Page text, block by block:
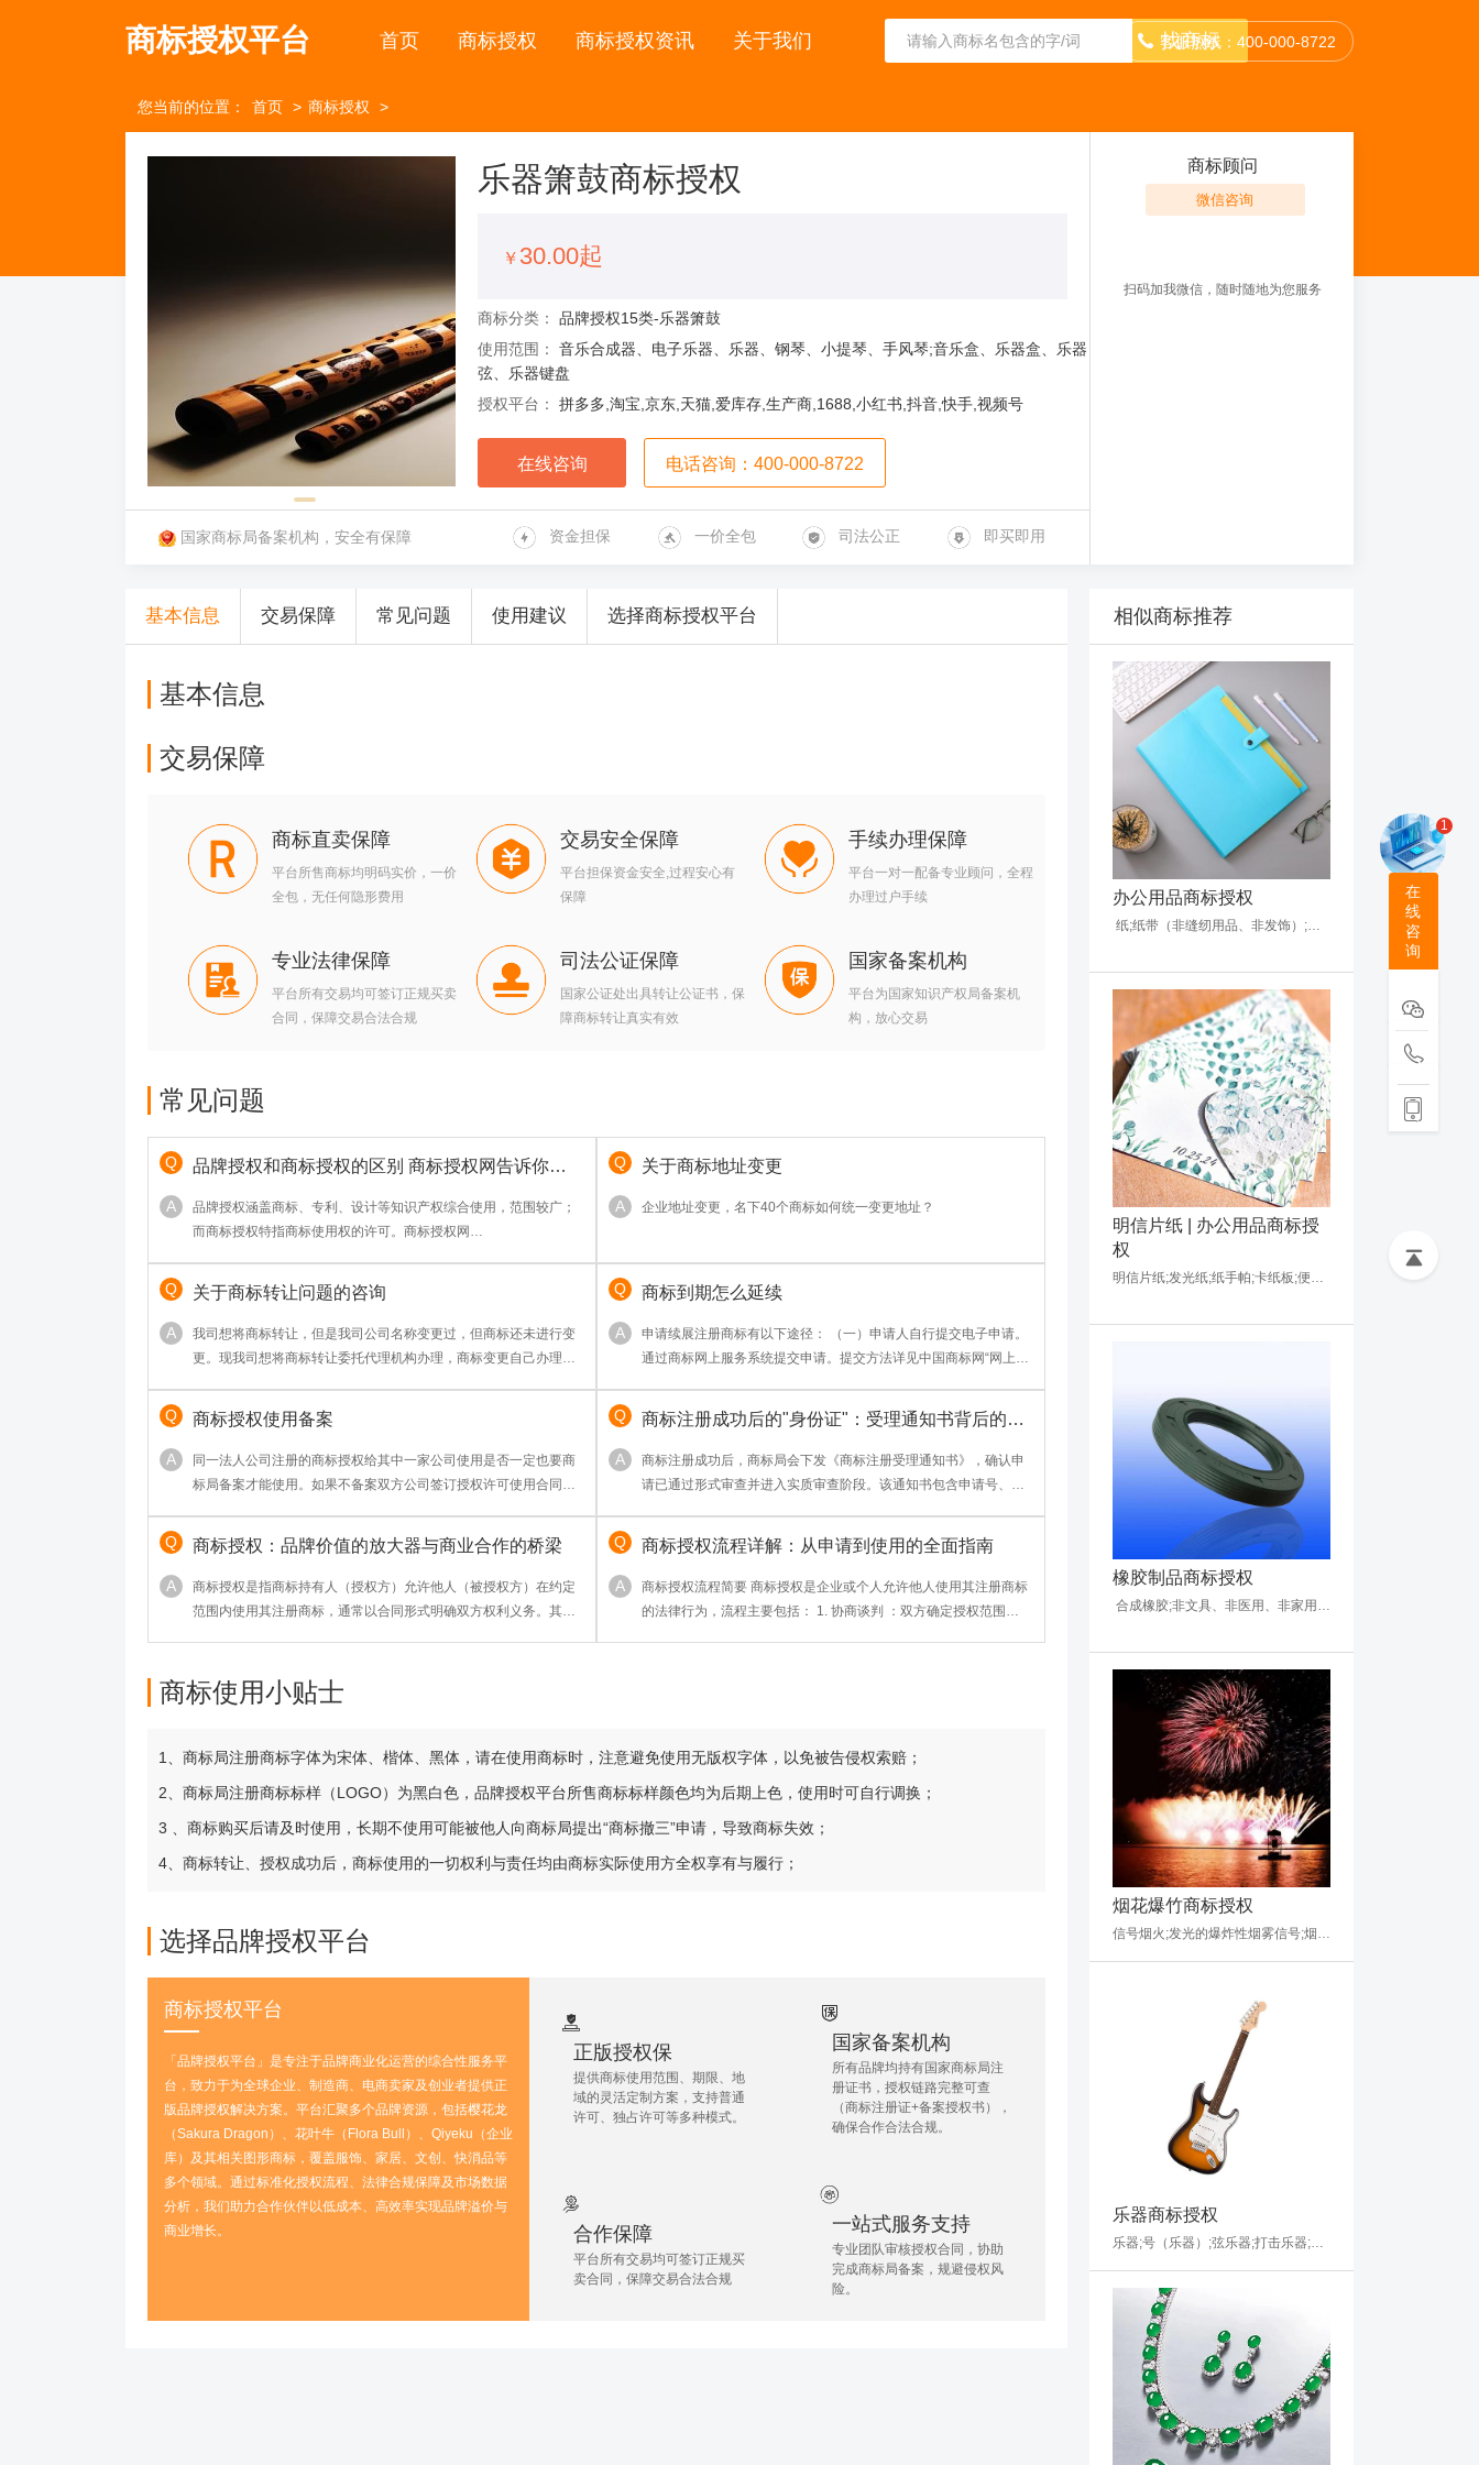
商标授权平台 首页 商标授权 商标授权资讯 关于我们 找商标
客服热线：400-000-8722
您当前的位置： 首页 商标授权
乐器箫鼓商标授权
￥ 30.00起
商标分类： 品牌授权15类-乐器箫鼓
使用范围： 音乐合成器、电子乐器、乐器、钢琴、小提琴、手风琴;音乐盒、乐器盒、乐器
弦、乐器键盘
授权平台： 拼多多,淘宝,京东,天猫,爱库存,生产商,1688,小红书,抖音,快手,视频号
在线咨询 电话咨询：400-000-8722
国家商标局备案机构，安全有保障 资金担保 一价全包 司法公正 即买即用
商标顾问
微信咨询
扫码加我微信，随时随地为您服务
基本信息 交易保障 常见问题 使用建议 选择商标授权平台
基本信息
交易保障
商标直卖保障
平台所售商标均明码实价，一价
全包，无任何隐形费用
交易安全保障
平台担保资金安全,过程安心有
保障
手续办理保障
平台一对一配备专业顾问，全程
办理过户手续
专业法律保障
平台所有交易均可签订正规买卖
合同，保障交易合法合规
司法公证保障
国家公证处出具转让公证书，保
障商标转让真实有效
国家备案机构
平台为国家知识产权局备案机
构，放心交易
常见问题
品牌授权和商标授权的区别 商标授权网告诉你
http://www.shangbiaoshouquan.com/
品牌授权涵盖商标、专利、设计等知识产权综合使用，范围较广；
而商标授权特指商标使用权的许可。商标授权网
围及法律风险上存在显著差异，企业需根据实际需求选择。
关于商标地址变更
企业地址变更，名下40个商标如何统一变更地址？
关于商标转让问题的咨询
我司想将商标转让，但是我司公司名称变更过，但商标还未进行变
更。现我司想将商标转让委托代理机构办理，商标变更自己办理。
商标到期怎么延续
申请续展注册商标有以下途径： （一）申请人自行提交电子申请。
通过商标网上服务系统提交申请。提交方法详见中国商标网“网上申
商标授权使用备案
同一法人公司注册的商标授权给其中一家公司使用是否一定也要商
标局备案才能使用。如果不备案双方公司签订授权许可使用合同是
商标注册成功后的"身份证"：受理通知书背后的法
律意义与商业价值
商标注册成功后，商标局会下发《商标注册受理通知书》，确认申
请已通过形式审查并进入实质审查阶段。该通知书包含申请号、商
公告等流程才能取得《商标注册证》。建议妥善保存通知书，用于
业务备案或维权参考。
商标授权：品牌价值的放大器与商业合作的桥梁
商标授权是指商标持有人（授权方）允许他人（被授权方）在约定
范围内使用其注册商标，通常以合同形式明确双方权利义务。其核
市场规范 ——通过合法授权避免侵权纠纷，维护商业秩序。常见于
商品联名、特许经营等场景，
商标授权流程详解：从申请到使用的全面指南
商标授权流程简要 商标授权是企业或个人允许他人使用其注册商标
的法律行为，流程主要包括： 1. 协商谈判 ：双方确定授权范围、
商标使用小贴士
1、商标局注册商标字体为宋体、楷体、黑体，请在使用商标时，注意避免使用无版权字体，以免被告侵权索赔；
2、商标局注册商标标样（LOGO）为黑白色，品牌授权平台所售商标标样颜色均为后期上色，使用时可自行调换；
3 、商标购买后请及时使用，长期不使用可能被他人向商标局提出“商标撤三”申请，导致商标失效；
4、商标转让、授权成功后，商标使用的一切权利与责任均由商标实际使用方全权享有与履行；
选择品牌授权平台
商标授权平台
「品牌授权平台」是专注于品牌商业化运营的综合性服务平
台，致力于为全球企业、制造商、电商卖家及创业者提供‌正
版品牌授权解决方案‌。平台汇聚多个品牌资源，包括‌樱花龙
（Sakura Dragon）、花叶牛（Flora Bull）、Qiyeku（企业
库）‌及其相关图形商标，覆盖服饰、家居、文创、快消品等
多个领域。通过标准化授权流程、法律合规保障及市场数据
分析，我们助力合作伙伴以‌低成本、高效率‌实现品牌溢价与
商业增长。
‌正版授权保
提供商标使用范围、期限、地
域的灵活定制方案，支持‌普通
许可、独占许可‌等多种模式。
国家备案机构
所有品牌均持有‌国家商标局注
册证书‌，授权链路完整可查
（商标注册证+备案授权书），
确保合作合法合规。
合作保障
平台所有交易均可签订正规买
卖合同，保障交易合法合规
一站式服务支持
专业团队审核授权合同，协助
完成商标局备案，规避侵权风
险。
相似商标推荐
办公用品商标授权
明信片纸 | 办公用品商标授
权
橡胶制品商标授权
烟花爆竹商标授权
乐器商标授权
1
在
线
咨
询